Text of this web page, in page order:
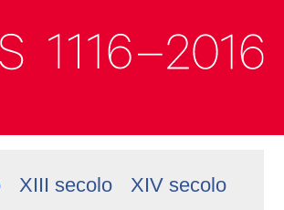
XIII secolo XIV secolo